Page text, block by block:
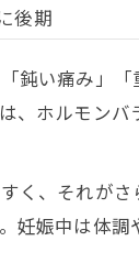
腰痛のピ
症状別に
妊婦が避
妊娠期の腰痛
整体利用
後期
鈍い痛み」
、ホルモン
く、それが
妊娠中は体